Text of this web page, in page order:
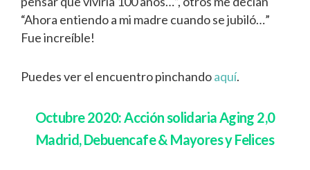
“Ahora entiendo a mi madre cuando se jubiló…”
Fue increíble!
Puedes ver el encuentro pinchandoaquí.
Octubre 2020: Acción solidaria Aging 2,0
Madrid, Debuencafe & Mayores y Felices